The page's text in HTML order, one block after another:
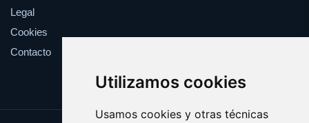
Utilizamos cookies
Usamos cookies y otras técnicas
Legal
Cookies
Contacto